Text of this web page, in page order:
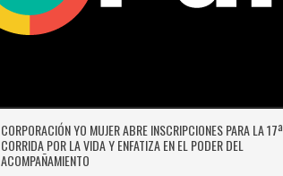
CORPORACIÓN YO MUJER ABRE INSCRIPCIONES PARA LA 17ª
CORRIDA POR LA VIDA Y ENFATIZA EN EL PODER DEL
ACOMPAÑAMIENTO